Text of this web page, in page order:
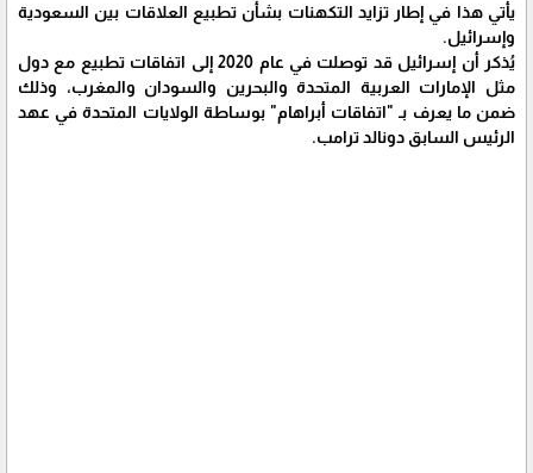
يأتي هذا في إطار تزايد التكهنات بشأن تطبيع العلاقات بين السعودية
وإسرائيل.
يُذكر أن إسرائيل قد توصلت في عام 2020 إلى اتفاقات تطبيع مع دول
مثل الإمارات العربية المتحدة والبحرين والسودان والمغرب، وذلك
ضمن ما يعرف بـ "اتفاقات أبراهام" بوساطة الولايات المتحدة في عهد
الرئيس السابق دونالد ترامب.